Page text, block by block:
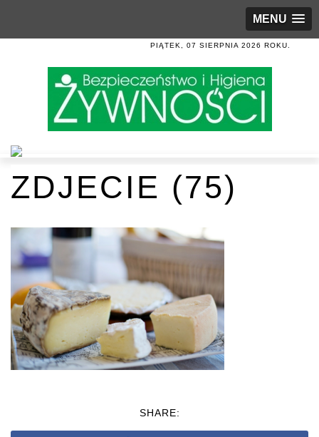
MENU
PIĄTEK, 07 SIERPNIA 2026 ROKU.
ZDJECIE (75)
SHARE: